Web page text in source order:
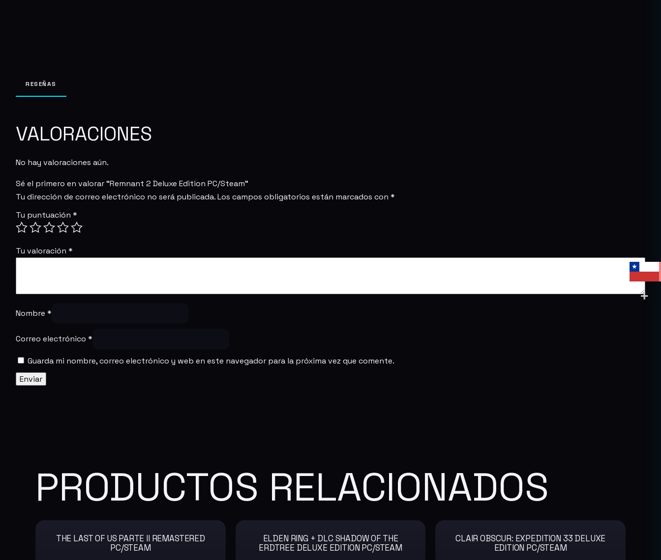
RESEÑAS
VALORACIONES
No hay valoraciones aún.
Sé el primero en valorar “Remnant 2 Deluxe Edition PC/Steam”
Tu dirección de correo electrónico no será publicada.Los campos obligatorios están marcados con *
Tu puntuación *
Tu valoración *
Nombre *
Correo electrónico *
Guarda mi nombre, correo electrónico y web en este navegador para la próxima vez que comente.
PRODUCTOS RELACIONADOS
-77%
THE LAST OF US PARTE II REMASTERED
PC/STEAM
-87%
ELDEN RING + DLC SHADOW OF THE
ERDTREE DELUXE EDITION PC/STEAM
-84%
CLAIR OBSCUR: EXPEDITION 33 DELUXE
EDITION PC/STEAM